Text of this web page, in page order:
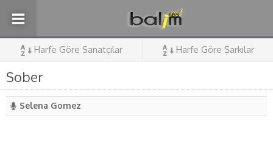
Harfe Göre Sanatçılar Harfe Göre Şarkılar
Sober
Selena Gomez